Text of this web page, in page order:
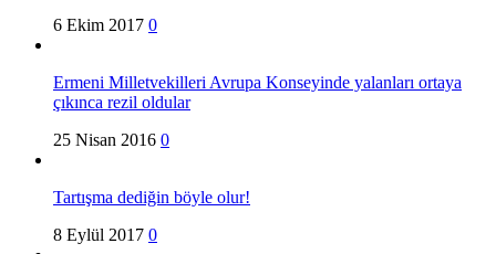
6 Ekim 2017 0
Ermeni Milletvekilleri Avrupa Konseyinde yalanları ortaya
çıkınca rezil oldular
25 Nisan 2016 0
Tartışma dediğin böyle olur!
8 Eylül 2017 0